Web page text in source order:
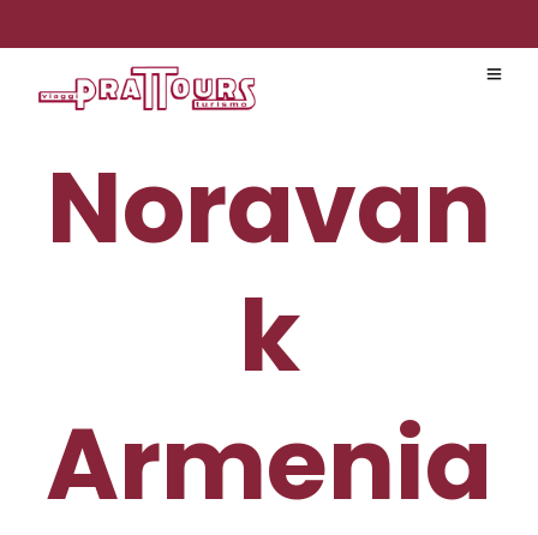
Noravan
k
Armenia